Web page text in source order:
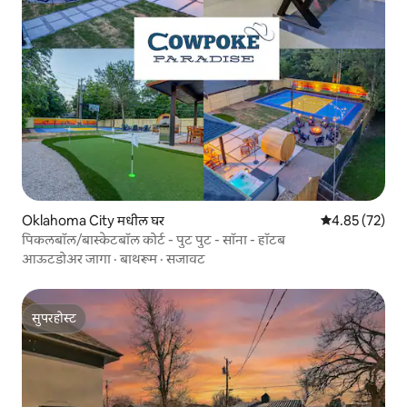
Oklahoma City मधील घर 5 पैकी 4.85
4.85 (72)
पिकलबॉल/बास्केटबॉल कोर्ट - पुट पुट - सॉना - हॉटब
आऊटडोअर जागा ·बाथरूम·सजावट
सुपरहोस्ट
सुपरहोस्ट